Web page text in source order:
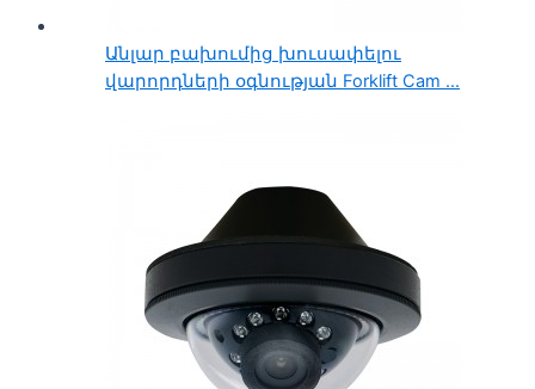
Անլար բախումից խուսափելու
վարորդների օգնության Forklift Cam ...